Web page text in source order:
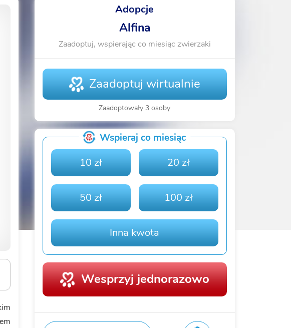
Adopcje
Alfina
Zaadoptuj, wspierając co miesiąc zwierzaki
Zaadoptuj wirtualnie
Zaadoptowały 3 osoby
Wspieraj co miesiąc
10 zł 20 zł
50 zł 100 zł
Inna kwota
Wesprzyj jednorazowo